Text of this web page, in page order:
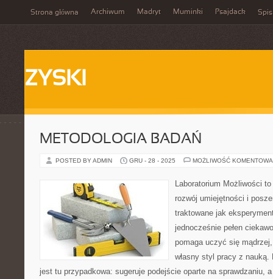
Strona główna Archiwum Madryt Muminki Psajdack Spis
ZYSKI
METODOLOGIA BADAŃ
POSTED BY ADMIN GRU - 28 - 2025 MOŻLIWOŚĆ
Laboratorium Możliwości
rozwój umiejętności i
traktowane jak
jednocześnie pełen
pomaga uczyć się
własny styl pracy z nauką.
jest tu przypadkowa: sugeruje podejście oparte na sprawdzaniu,